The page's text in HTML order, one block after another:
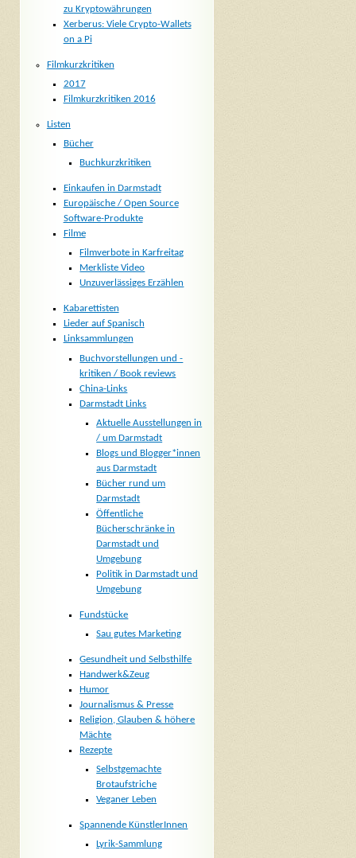
zu Kryptowährungen
Xerberus: Viele Crypto-Wallets
on a Pi
Filmkurzkritiken
2017
Filmkurzkritiken 2016
Listen
Bücher
Buchkurzkritiken
Einkaufen in Darmstadt
Europäische / Open Source
Software-Produkte
Filme
Filmverbote in Karfreitag
Merkliste Video
Unzuverlässiges Erzählen
Kabarettisten
Lieder auf Spanisch
Linksammlungen
Buchvorstellungen und -
kritiken / Book reviews
China-Links
Darmstadt Links
Aktuelle Ausstellungen in
/ um Darmstadt
Blogs und Blogger*innen
aus Darmstadt
Bücher rund um
Darmstadt
Öffentliche
Bücherschränke in
Darmstadt und
Umgebung
Politik in Darmstadt und
Umgebung
Fundstücke
Sau gutes Marketing
Gesundheit und Selbsthilfe
Handwerk&Zeug
Humor
Journalismus & Presse
Religion, Glauben & höhere
Mächte
Rezepte
Selbstgemachte
Brotaufstriche
Veganer Leben
Spannende KünstlerInnen
Lyrik-Sammlung